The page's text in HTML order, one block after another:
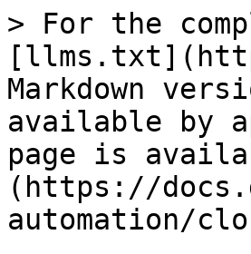
> For the
Markdown
available by
page is
(https://
automation/